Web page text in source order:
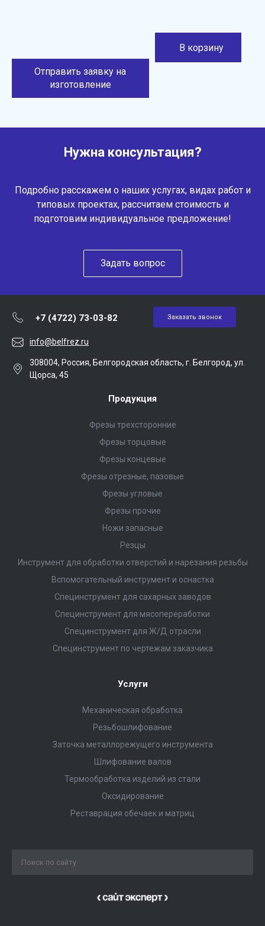
Отправить заявку на
изготовление
В корзину
Нужна консультация?
Подробно расскажем о наших услугах, видах работ и
типовых проектах, рассчитаем стоимость и
подготовим индивидуальное предложение!
Задать вопрос
+7 (4722) 73-03-82 Заказать звонок
info@belfrez.ru
308004, Россия, Белгородская область, г. Белгород, ул.
Щорса, 45
Продукция
Фрезы трехсторонние
Фрезы торцовые
Фрезы концевые
Фрезы отрезные, пазовые
Фрезы угловые
Фрезы прочие
Ножи запасные
Резцы
Инструмент для обработки отверстий и нарезания резьбы
Вспомогательный инструмент и оснастка
Специнструмент для сахарных заводов
Специнструмент для мясопереработки
Специнструмент для Ж/Д отрасли
Специнструмент по чертежам заказчика
Услуги
Механическая обработка
Резьбошлифование
Заточка металлорежущего инструмента
Шлифование валов
Термообработка изделий из стали
Оксидирование
Реставрация обечаек и матриц